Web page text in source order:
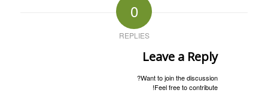
0
REPLIES
Leave a Reply
Want to join the discussion?
Feel free to contribute!